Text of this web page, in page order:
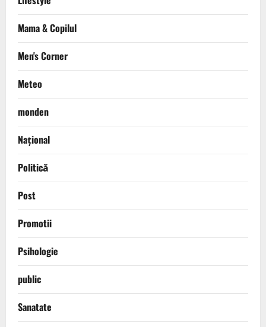
Mama & Copilul
Men's Corner
Meteo
monden
Național
Politică
Post
Promotii
Psihologie
public
Sanatate